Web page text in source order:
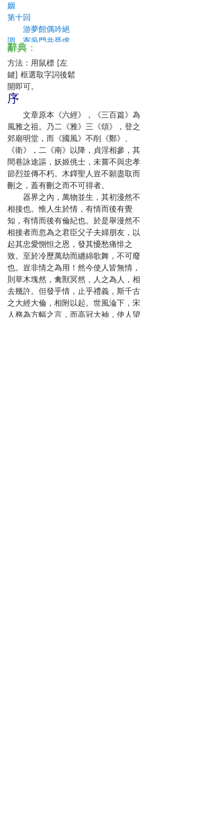
姻
第十回
游夢館偶吟絕
調 寄吳門共受虛
驚
第十一回
扮新郎明諧花
燭 點淑女暗易梅
香
第十二回
愛詞賦詩擢英
才 用權宜又更姓
氏
第十三回
聽讒言公庭參
岳丈 走捷徑私室
說椒房
第十四回
點枝頭侍兒喬
醋 連並蒂兩美同
姻
第十五回
擇東床珠還合
浦 開玳閣璧重連
城
辭典 ：
方法：用鼠標 [左
鍵] 框選取字詞後鬆
開即可。
序
文章原本《六經》，《三百篇》為
風雅之祖。乃二《雅》三《頌》，登之
郊廟明堂，而《國風》不削《鄭》、
《衛》，二《南》以降，貞淫相參，其
間巷詠途謳，妖姬佻士，未嘗不與忠孝
節烈並傳不朽。木鐸聖人豈不願盡取而
刪之，蓋有刪之而不可得者。
器界之內，萬物並生，其初漫然不
相接也。惟人生於情，有情而後有覺
知，有情而後有倫紀也。於是舉漫然不
相接者而忽為之君臣父子夫婦朋友，以
起其忠愛惻怛之恩，發其懮愁痛悱之
致。至於冷歷萬劫而纏綿歌舞，不可廢
也。豈非情之為用！然今使人皆無情，
則草木塊然，禽獸冥然，人之為人，相
去幾許。但發乎情，止乎禮義，斯千古
之大經大倫，相附以起。世風淪下，宋
人務為方幅之言，而高冠大袖，使人望